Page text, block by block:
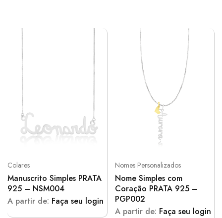
Colares
Manuscrito Simples PRATA
925 – NSM004
A partir de: Faça seu login
Nomes Personalizados
Nome Simples com
Coração PRATA 925 –
PGP002
A partir de: Faça seu login